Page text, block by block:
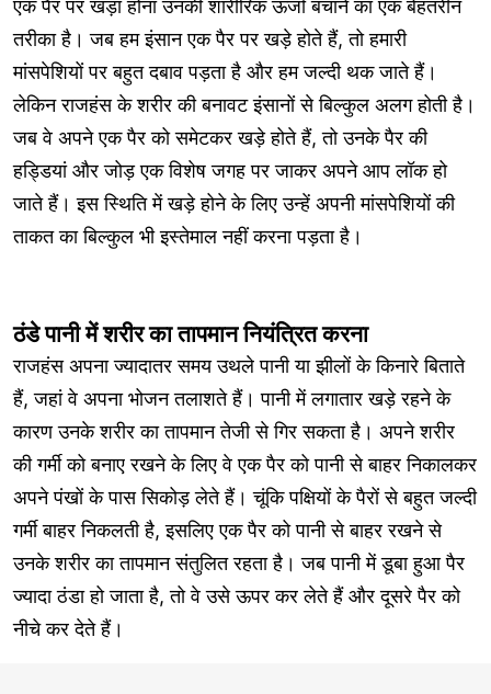
एक पैर पर खड़ा होना उनकी शारीरिक ऊर्जा बचाने का एक बेहतरीन
तरीका है। जब हम इंसान एक पैर पर खड़े होते हैं, तो हमारी
मांसपेशियों पर बहुत दबाव पड़ता है और हम जल्दी थक जाते हैं।
लेकिन राजहंस के शरीर की बनावट इंसानों से बिल्कुल अलग होती है।
जब वे अपने एक पैर को समेटकर खड़े होते हैं, तो उनके पैर की
हड्डियां और जोड़ एक विशेष जगह पर जाकर अपने आप लॉक हो
जाते हैं। इस स्थिति में खड़े होने के लिए उन्हें अपनी मांसपेशियों की
ताकत का बिल्कुल भी इस्तेमाल नहीं करना पड़ता है।
ठंडे पानी में शरीर का तापमान नियंत्रित करना
राजहंस अपना ज्यादातर समय उथले पानी या झीलों के किनारे बिताते
हैं, जहां वे अपना भोजन तलाशते हैं। पानी में लगातार खड़े रहने के
कारण उनके शरीर का तापमान तेजी से गिर सकता है। अपने शरीर
की गर्मी को बनाए रखने के लिए वे एक पैर को पानी से बाहर निकालकर
अपने पंखों के पास सिकोड़ लेते हैं। चूंकि पक्षियों के पैरों से बहुत जल्दी
गर्मी बाहर निकलती है, इसलिए एक पैर को पानी से बाहर रखने से
उनके शरीर का तापमान संतुलित रहता है। जब पानी में डूबा हुआ पैर
ज्यादा ठंडा हो जाता है, तो वे उसे ऊपर कर लेते हैं और दूसरे पैर को
नीचे कर देते हैं।